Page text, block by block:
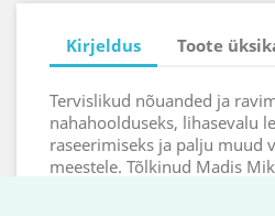
Kirjeldus Toote
Tervislikud nõuanded ja
nahahoolduseks, lihasevalu
raseerimiseks ja palju muud
meestele. Tõlkinud Madis